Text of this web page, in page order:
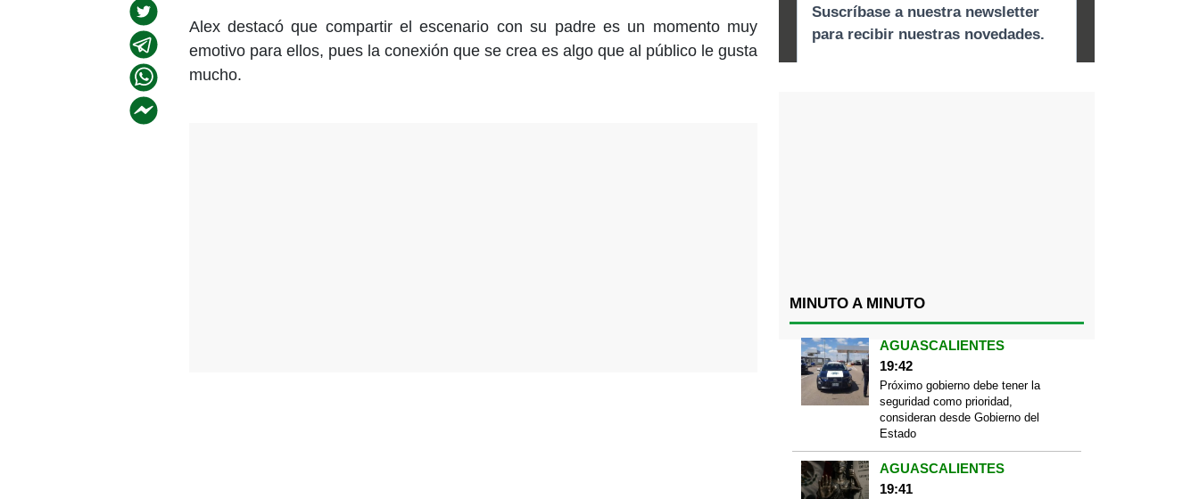
Alex destacó que compartir el escenario con su padre es un momento muy
emotivo para ellos, pues la conexión que se crea es algo que al público le gusta
mucho.
MINUTO A MINUTO
AGUASCALIENTES
19:42
Próximo gobierno debe tener la
seguridad como prioridad,
consideran desde Gobierno del
Estado
AGUASCALIENTES
19:41